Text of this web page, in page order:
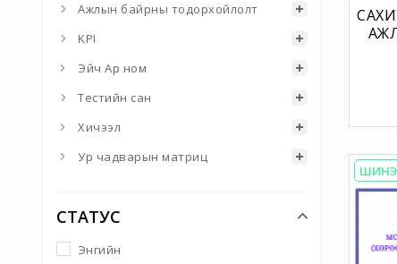
Ажлын байрны тодорхойлолт
KPI
Эйч Ар ном
Тестийн сан
Хичээл
Ур чадварын матриц
СТАТУС
Энгийн
ШИНЭ